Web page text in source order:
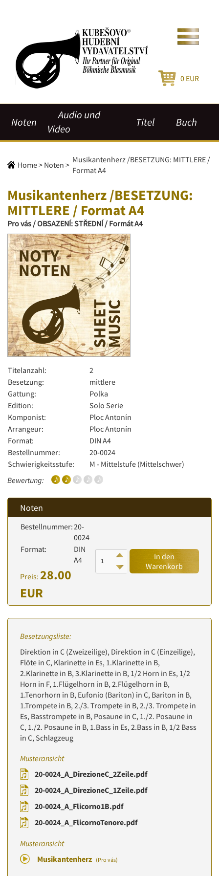
0 EUR
Noten
Audio und
Video
Titel Buch
Home> Noten >
Musikantenherz /BESETZUNG: MITTLERE /
Format A4
Musikantenherz /BESETZUNG:
MITTLERE / Format A4
Pro vás / OBSAZENÍ: STŘEDNÍ / Formát A4
Titelanzahl:
2
Besetzung:
mittlere
Gattung:
Polka
Edition:
Solo Serie
Komponist:
Ploc Antonín
Arrangeur:
Ploc Antonín
Format:
DIN A4
Bestellnummer:
20-0024
Schwierigkeitsstufe:
M - Mittelstufe (Mittelschwer)
Bewertung:
Noten
Bestellnummer:20-
0024
Format:
DIN
A4
Preis: 28.00
EUR
In den
Warenkorb
Besetzungsliste:
Direktion in C (Zweizeilige), Direktion in C (Einzeilige),
Flöte in C, Klarinette in Es, 1.Klarinette in B,
2.Klarinette in B, 3.Klarinette in B, 1/2 Horn in Es, 1/2
Horn in F, 1.Flügelhorn in B, 2.Flügelhorn in B,
1.Tenorhorn in B, Eufonio (Bariton) in C, Bariton in B,
1.Trompete in B, 2./3. Trompete in B, 2./3. Trompete in
Es, Basstrompete in B, Posaune in C, 1./2. Posaune in
C, 1./2. Posaune in B, 1.Bass in Es, 2.Bass in B, 1/2 Bass
in C, Schlagzeug
Musteransicht
20-0024_A_DirezioneC_2Zeile.pdf
20-0024_A_DirezioneC_1Zeile.pdf
20-0024_A_Flicorno1B.pdf
20-0024_A_FlicornoTenore.pdf
Musteransicht
Musikantenherz (Pro vás)